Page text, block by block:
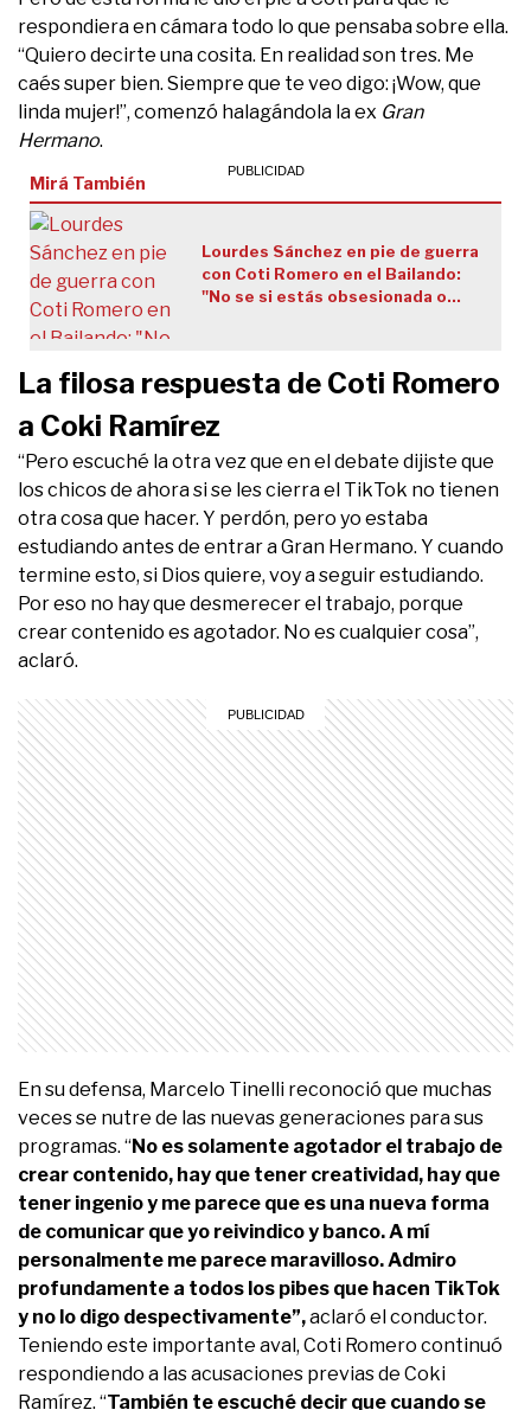
respondiera en cámara todo lo que pensaba sobre ella.
“Quiero decirte una cosita. En realidad son tres. Me
caés super bien. Siempre que te veo digo: ¡Wow, que
linda mujer!”, comenzó halagándola la ex Gran
Hermano.
Mirá También
Lourdes Sánchez en pie de guerra
con Coti Romero en el Bailando:
"No se si estás obsesionada o
La filosa respuesta de Coti Romero
a Coki Ramírez
“Pero escuché la otra vez que en el debate dijiste que
los chicos de ahora si se les cierra el TikTok no tienen
otra cosa que hacer. Y perdón, pero yo estaba
estudiando antes de entrar a Gran Hermano. Y cuando
termine esto, si Dios quiere, voy a seguir estudiando.
Por eso no hay que desmerecer el trabajo, porque
crear contenido es agotador. No es cualquier cosa”,
aclaró.
En su defensa, Marcelo Tinelli reconoció que muchas
veces se nutre de las nuevas generaciones para sus
programas. “No es solamente agotador el trabajo de
crear contenido, hay que tener creatividad, hay que
tener ingenio y me parece que es una nueva forma
de comunicar que yo reivindico y banco. A mí
personalmente me parece maravilloso. Admiro
profundamente a todos los pibes que hacen TikTok
y no lo digo despectivamente”,aclaró el conductor.
Teniendo este importante aval, Coti Romero continuó
respondiendo a las acusaciones previas de Coki
Ramírez. “También te escuché decir que cuando se